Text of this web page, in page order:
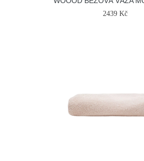
2439 Kč